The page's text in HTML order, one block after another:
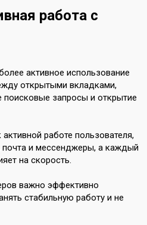
работа с
активное использование
открытыми вкладками,
поисковые запросы и открытие
работе пользователя,
и мессенджеры, а каждый
на скорость.
важно эффективно
стабильную работу и не